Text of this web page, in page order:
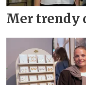
Mer trendy